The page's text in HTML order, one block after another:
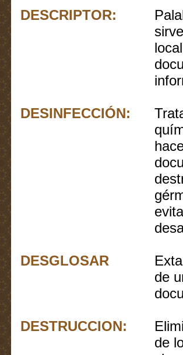
DESCRIPTOR:
DESINFECCIÓN:
DESGLOSAR
de
DESTRUCCION:
de